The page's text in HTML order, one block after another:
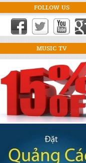
FOLLOW US
MUSIC TV